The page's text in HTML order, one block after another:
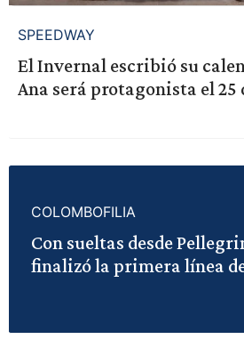
SPEEDWAY
El Invernal escribió su
Ana será protagonista el 25
COLOMBOFILIA
Con sueltas desde
finalizó la primera línea